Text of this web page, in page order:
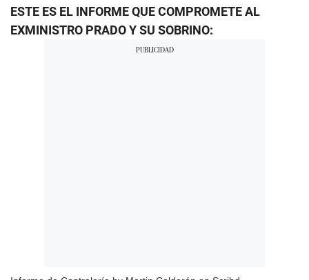
ESTE ES EL INFORME QUE COMPROMETE AL
EXMINISTRO PRADO Y SU SOBRINO: